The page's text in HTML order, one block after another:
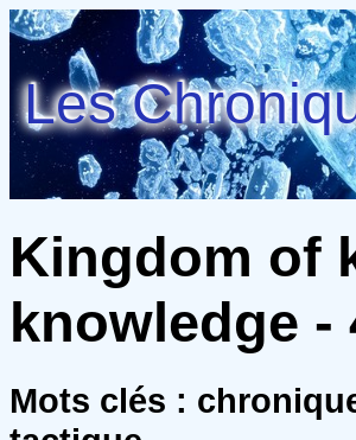
Les
Kingdom of
knowledge -
Mots clés :